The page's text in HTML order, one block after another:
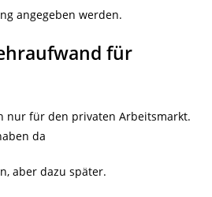
angegeben werden.
für
nur für den privaten Arbeitsmarkt.
da
aber dazu später.